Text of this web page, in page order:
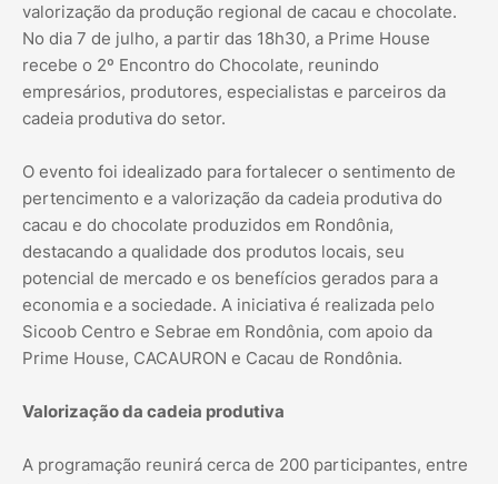
valorização da produção regional de cacau e chocolate.
No dia 7 de julho, a partir das 18h30, a Prime House
recebe o 2º Encontro do Chocolate, reunindo
empresários, produtores, especialistas e parceiros da
cadeia produtiva do setor.
O evento foi idealizado para fortalecer o sentimento de
pertencimento e a valorização da cadeia produtiva do
cacau e do chocolate produzidos em Rondônia,
destacando a qualidade dos produtos locais, seu
potencial de mercado e os benefícios gerados para a
economia e a sociedade. A iniciativa é realizada pelo
Sicoob Centro e Sebrae em Rondônia, com apoio da
Prime House, CACAURON e Cacau de Rondônia.
Valorização da cadeia produtiva
A programação reunirá cerca de 200 participantes, entre